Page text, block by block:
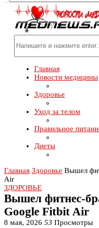
Главная
Новости медицины
Здоровье
Уход за телом
Правильное
Диеты
Главная Здоровье Вышел
Air
ЗДОРОВЬЕ
Вышел фитнес-
Google Fitbit Air
8 мая, 2026 53 Просмотры